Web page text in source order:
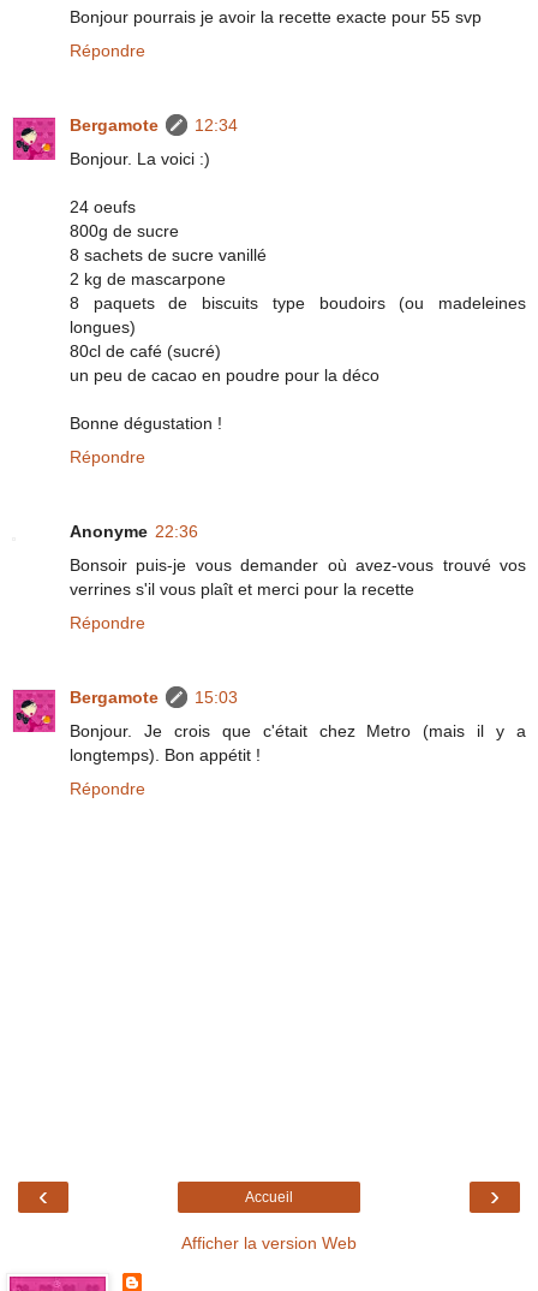
Bonjour pourrais je avoir la recette exacte pour 55 svp
Répondre
Bergamote
12:34
Bonjour. La voici :)
24 oeufs
800g de sucre
8 sachets de sucre vanillé
2 kg de mascarpone
8 paquets de biscuits type boudoirs (ou madeleines
longues)
80cl de café (sucré)
un peu de cacao en poudre pour la déco
Bonne dégustation !
Répondre
Anonyme 22:36
Bonsoir puis-je vous demander où avez-vous trouvé vos
verrines s'il vous plaît et merci pour la recette
Répondre
Bergamote
15:03
Bonjour. Je crois que c'était chez Metro (mais il y a
longtemps). Bon appétit !
Répondre
‹ ›
Accueil
Afficher la version Web